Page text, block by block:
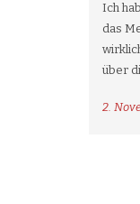
Ich
das
über
2.